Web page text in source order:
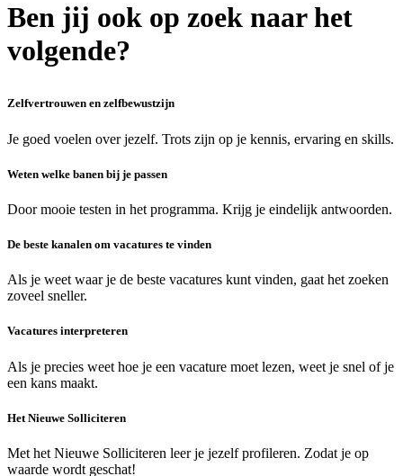
Ben jij ook op zoek naar het
volgende?
Zelfvertrouwen en zelfbewustzijn
Je goed voelen over jezelf. Trots zijn op je kennis, ervaring en skills.
Weten welke banen bij je passen
Door mooie testen in het programma. Krijg je eindelijk antwoorden.
De beste kanalen om vacatures te vinden
Als je weet waar je de beste vacatures kunt vinden, gaat het zoeken
zoveel sneller.
Vacatures interpreteren
Als je precies weet hoe je een vacature moet lezen, weet je snel of je
een kans maakt.
Het Nieuwe Solliciteren
Met het Nieuwe Solliciteren leer je jezelf profileren. Zodat je op
waarde wordt geschat!